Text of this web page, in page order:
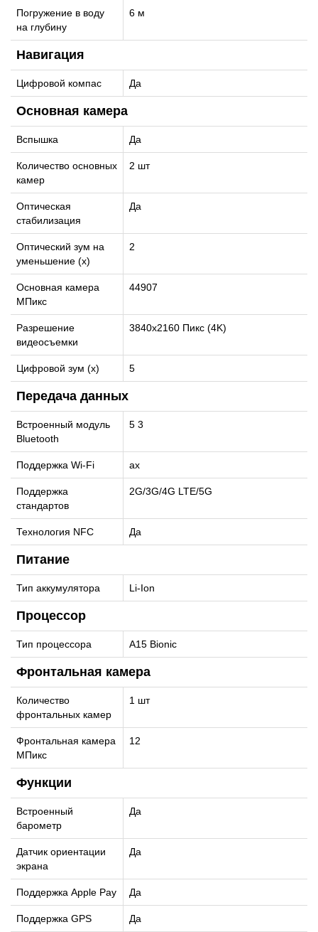
Погружение в воду
на глубину
6 м
Навигация
Цифровой компас Да
Основная камера
Вспышка Да
Количество основных
камер
2 шт
Оптическая
стабилизация
Да
Оптический зум на
уменьшение (x)
2
Основная камера
МПикс
44907
Разрешение
видеосъемки
3840x2160 Пикс (4K)
Цифровой зум (x) 5
Передача данных
Встроенный модуль
Bluetooth
5 3
Поддержка Wi-Fi ax
Поддержка
стандартов
2G/3G/4G LTE/5G
Технология NFC Да
Питание
Тип аккумулятора Li-Ion
Процессор
Тип процессора A15 Bionic
Фронтальная камера
Количество
фронтальных камер
1 шт
Фронтальная камера
МПикс
12
Функции
Встроенный
барометр
Да
Датчик ориентации
экрана
Да
Поддержка Apple Pay Да
Поддержка GPS Да